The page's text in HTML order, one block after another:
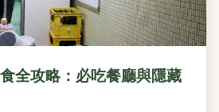
全攻略：必吃餐廳與隱藏